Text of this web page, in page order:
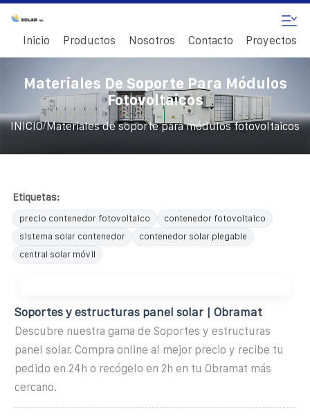
Inicio Productos Nosotros Contacto Proyectos
Materiales De Soporte Para Módulos
Fotovoltaicos
INICIO/ Materiales de soporte para módulos fotovoltaicos
Etiquetas:
precio contenedor fotovoltaico
contenedor fotovoltaico
sistema solar contenedor
contenedor solar plegable
central solar móvil
Soportes y estructuras panel solar | Obramat
Descubre nuestra gama de Soportes y estructuras
panel solar. Compra online al mejor precio y recibe tu
pedido en 24h o recógelo en 2h en tu Obramat más
cercano.